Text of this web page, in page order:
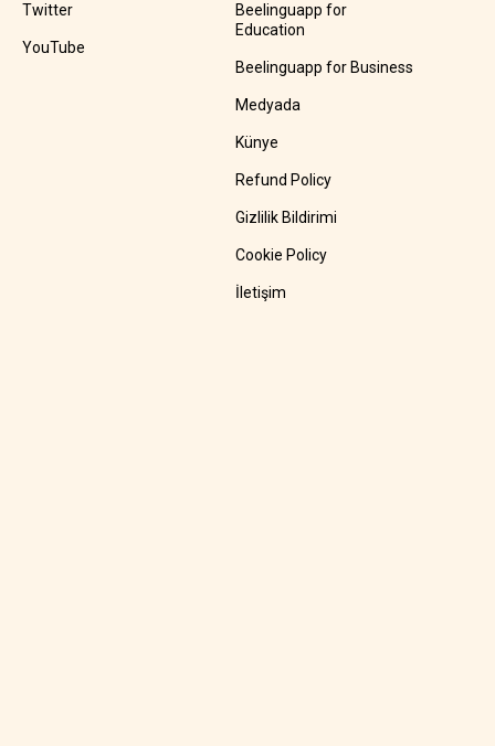
Twitter
YouTube
Beelinguapp for
Education
Beelinguapp for Business
Medyada
Künye
Refund Policy
Gizlilik Bildirimi
Cookie Policy
İletişim